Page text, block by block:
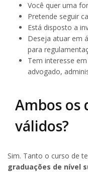
Você quer uma
Pretende seguir
Está disposto a
Deseja atuar em
para
Tem interesse
advogado,
Ambos os
válidos?
Sim. Tanto o curso de
graduações de nível